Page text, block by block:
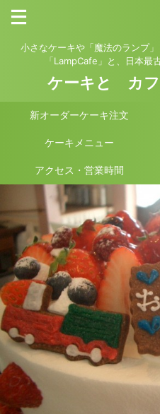
小さなケーキや「魔法のランプ
「LampCafe」と、日本最
ケーキと カ
新オーダーケーキ注文
ケーキメニュー
アクセス・営業時間